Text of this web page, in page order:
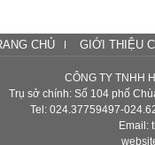
CHỦ GIỚI THIỆU
CÔNG TY TNHH
Trụ sở chính: Số 104 phố
Tel: 024.37759497-
Email: